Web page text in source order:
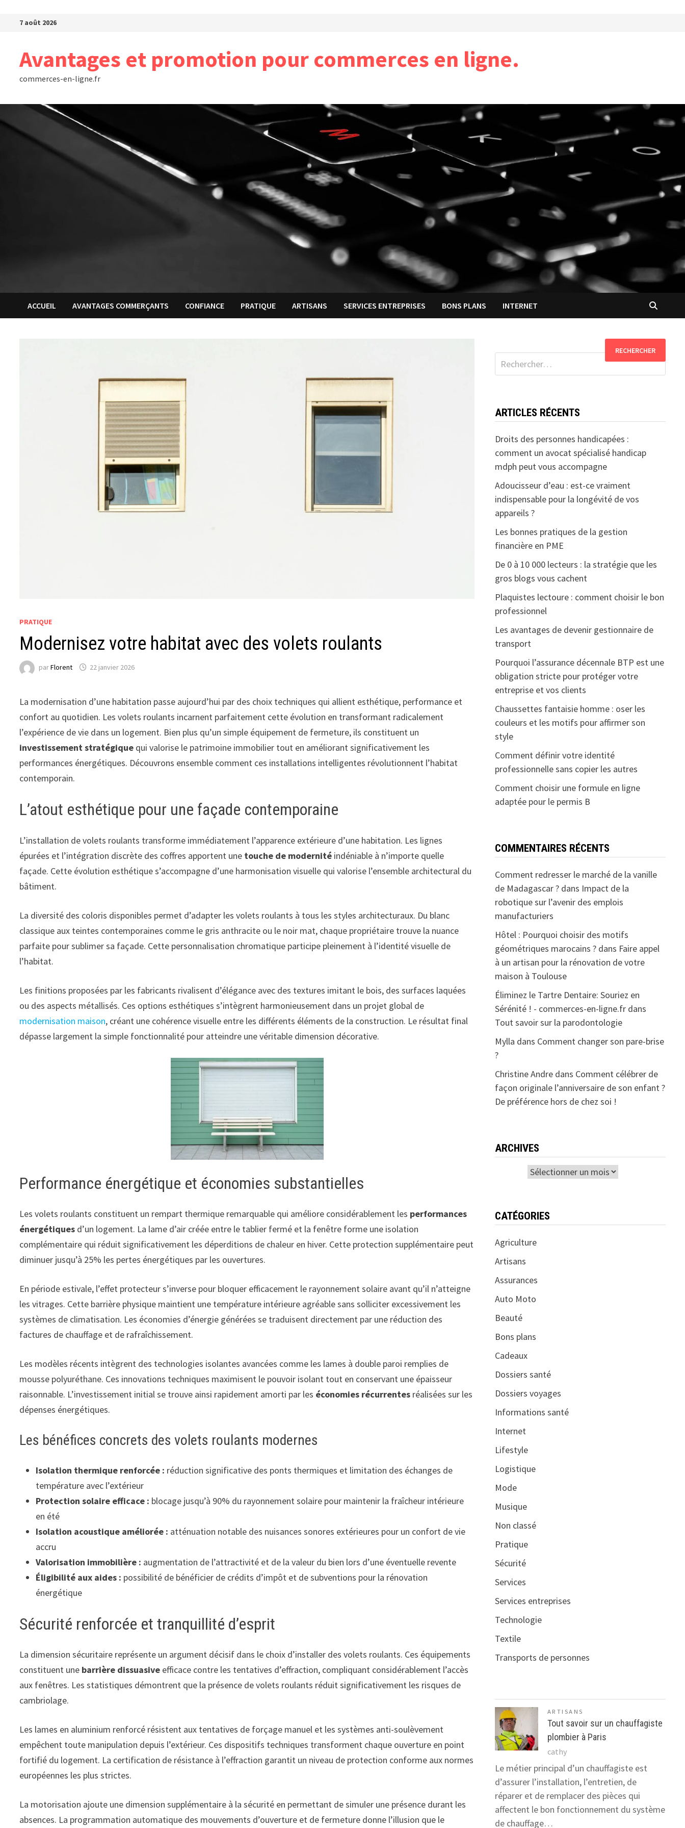
7 août 2026
Avantages et promotion pour commerces en ligne.
commerces-en-ligne.fr
ACCUEIL AVANTAGES COMMERÇANTS CONFIANCE PRATIQUE ARTISANS SERVICES ENTREPRISES BONS PLANS INTERNET
PRATIQUE
Modernisez votre habitat avec des volets roulants
parFlorent 22 janvier 2026
La modernisation d’une habitation passe aujourd’hui par des choix techniques qui allient esthétique, performance et
confort au quotidien. Les volets roulants incarnent parfaitement cette évolution en transformant radicalement
l’expérience de vie dans un logement. Bien plus qu’un simple équipement de fermeture, ils constituent un
investissement stratégique qui valorise le patrimoine immobilier tout en améliorant significativement les
performances énergétiques. Découvrons ensemble comment ces installations intelligentes révolutionnent l’habitat
contemporain.
L’atout esthétique pour une façade contemporaine
L’installation de volets roulants transforme immédiatement l’apparence extérieure d’une habitation. Les lignes
épurées et l’intégration discrète des coffres apportent une touche de modernité indéniable à n’importe quelle
façade. Cette évolution esthétique s’accompagne d’une harmonisation visuelle qui valorise l’ensemble architectural du
bâtiment.
La diversité des coloris disponibles permet d’adapter les volets roulants à tous les styles architecturaux. Du blanc
classique aux teintes contemporaines comme le gris anthracite ou le noir mat, chaque propriétaire trouve la nuance
parfaite pour sublimer sa façade. Cette personnalisation chromatique participe pleinement à l’identité visuelle de
l’habitat.
Les finitions proposées par les fabricants rivalisent d’élégance avec des textures imitant le bois, des surfaces laquées
ou des aspects métallisés. Ces options esthétiques s’intègrent harmonieusement dans un projet global de
modernisation maison, créant une cohérence visuelle entre les différents éléments de la construction. Le résultat final
dépasse largement la simple fonctionnalité pour atteindre une véritable dimension décorative.
Performance énergétique et économies substantielles
Les volets roulants constituent un rempart thermique remarquable qui améliore considérablement les performances
énergétiques d’un logement. La lame d’air créée entre le tablier fermé et la fenêtre forme une isolation
complémentaire qui réduit significativement les déperditions de chaleur en hiver. Cette protection supplémentaire peut
diminuer jusqu’à 25% les pertes énergétiques par les ouvertures.
En période estivale, l’effet protecteur s’inverse pour bloquer efficacement le rayonnement solaire avant qu’il n’atteigne
les vitrages. Cette barrière physique maintient une température intérieure agréable sans solliciter excessivement les
systèmes de climatisation. Les économies d’énergie générées se traduisent directement par une réduction des
factures de chauffage et de rafraîchissement.
Les modèles récents intègrent des technologies isolantes avancées comme les lames à double paroi remplies de
mousse polyuréthane. Ces innovations techniques maximisent le pouvoir isolant tout en conservant une épaisseur
raisonnable. L’investissement initial se trouve ainsi rapidement amorti par les économies récurrentes réalisées sur les
dépenses énergétiques.
Les bénéfices concrets des volets roulants modernes
Isolation thermique renforcée : réduction significative des ponts thermiques et limitation des échanges de
température avec l’extérieur
Protection solaire efficace : blocage jusqu’à 90% du rayonnement solaire pour maintenir la fraîcheur intérieure
en été
Isolation acoustique améliorée : atténuation notable des nuisances sonores extérieures pour un confort de vie
accru
Valorisation immobilière : augmentation de l’attractivité et de la valeur du bien lors d’une éventuelle revente
Éligibilité aux aides : possibilité de bénéficier de crédits d’impôt et de subventions pour la rénovation
énergétique
Sécurité renforcée et tranquillité d’esprit
La dimension sécuritaire représente un argument décisif dans le choix d’installer des volets roulants. Ces équipements
constituent une barrière dissuasive efficace contre les tentatives d’effraction, compliquant considérablement l’accès
aux fenêtres. Les statistiques démontrent que la présence de volets roulants réduit significativement les risques de
cambriolage.
Les lames en aluminium renforcé résistent aux tentatives de forçage manuel et les systèmes anti-soulèvement
empêchent toute manipulation depuis l’extérieur. Ces dispositifs techniques transforment chaque ouverture en point
fortifié du logement. La certification de résistance à l’effraction garantit un niveau de protection conforme aux normes
européennes les plus strictes.
La motorisation ajoute une dimension supplémentaire à la sécurité en permettant de simuler une présence durant les
absences. La programmation automatique des mouvements d’ouverture et de fermeture donne l’illusion que le
ARTICLES RÉCENTS
Droits des personnes handicapées :
comment un avocat spécialisé handicap
mdph peut vous accompagne
Adoucisseur d’eau : est-ce vraiment
indispensable pour la longévité de vos
appareils ?
Les bonnes pratiques de la gestion
financière en PME
De 0 à 10 000 lecteurs : la stratégie que les
gros blogs vous cachent
Plaquistes lectoure : comment choisir le bon
professionnel
Les avantages de devenir gestionnaire de
transport
Pourquoi l’assurance décennale BTP est une
obligation stricte pour protéger votre
entreprise et vos clients
Chaussettes fantaisie homme : oser les
couleurs et les motifs pour affirmer son
style
Comment définir votre identité
professionnelle sans copier les autres
Comment choisir une formule en ligne
adaptée pour le permis B
COMMENTAIRES RÉCENTS
Comment redresser le marché de la vanille
de Madagascar ?dans Impact de la
robotique sur l’avenir des emplois
manufacturiers
Hôtel : Pourquoi choisir des motifs
géométriques marocains ?dans Faire appel
à un artisan pour la rénovation de votre
maison à Toulouse
Éliminez le Tartre Dentaire: Souriez en
Sérénité ! - commerces-en-ligne.frdans
Tout savoir sur la parodontologie
Mylla dans Comment changer son pare-brise
?
Christine Andredans Comment célébrer de
façon originale l’anniversaire de son enfant ?
De préférence hors de chez soi !
ARCHIVES
CATÉGORIES
Agriculture
Artisans
Assurances
Auto Moto
Beauté
Bons plans
Cadeaux
Dossiers santé
Dossiers voyages
Informations santé
Internet
Lifestyle
Logistique
Mode
Musique
Non classé
Pratique
Sécurité
Services
Services entreprises
Technologie
Textile
Transports de personnes
ARTISANS
Tout savoir sur un chauffagiste
plombier à Paris
cathy
Le métier principal d’un chauffagiste est
d’assurer l’installation, l’entretien, de
réparer et de remplacer des pièces qui
affectent le bon fonctionnement du système
de chauffage…